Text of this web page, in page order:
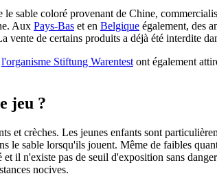
le sable coloré provenant de Chine,
Aux Pays-Bas et en Belgique également, des
de certains produits a déjà été interdite
l'organisme Stiftung Warentest ont également
jeu ?
et crèches. Les jeunes enfants sont
le sable lorsqu'ils jouent. Même de faibles
il n'existe pas de seuil d'exposition sans
nocives.